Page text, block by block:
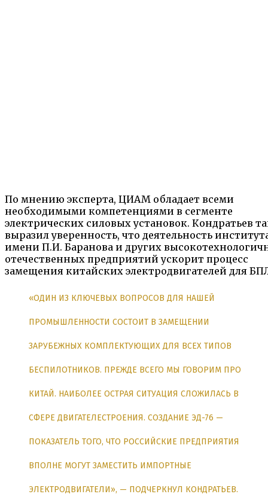
По мнению эксперта, ЦИАМ обладает всеми
необходимыми компетенциями в сегменте
электрических силовых установок. Кондратьев
выразил уверенность, что деятельность
имени П.И. Баранова и других
отечественных предприятий ускорит процесс
замещения китайских электродвигателей для
«ОДИН ИЗ КЛЮЧЕВЫХ ВОПРОСОВ ДЛЯ НАШЕЙ
ПРОМЫШЛЕННОСТИ СОСТОИТ В ЗАМЕЩЕНИИ
ЗАРУБЕЖНЫХ КОМПЛЕКТУЮЩИХ ДЛЯ ВСЕХ ТИПОВ
БЕСПИЛОТНИКОВ. ПРЕЖДЕ ВСЕГО МЫ ГОВОРИМ ПРО
КИТАЙ. НАИБОЛЕЕ ОСТРАЯ СИТУАЦИЯ СЛОЖИЛАСЬ В
СФЕРЕ ДВИГАТЕЛЕСТРОЕНИЯ. СОЗДАНИЕ ЭД-76 —
ПОКАЗАТЕЛЬ ТОГО, ЧТО РОССИЙСКИЕ ПРЕДПРИЯТИЯ
ВПОЛНЕ МОГУТ ЗАМЕСТИТЬ ИМПОРТНЫЕ
ЭЛЕКТРОДВИГАТЕЛИ», — ПОДЧЕРКНУЛ КОНДРАТЬЕВ.